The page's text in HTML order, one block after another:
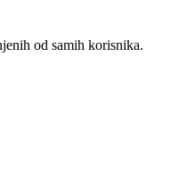
od samih korisnika.